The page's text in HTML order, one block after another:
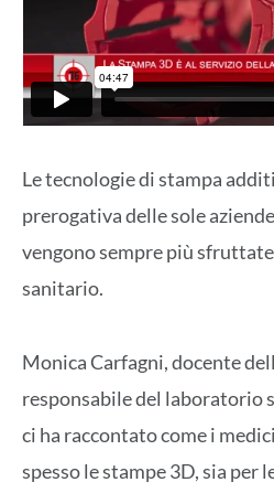
Le tecnologie di stampa
prerogativa delle sole
vengono sempre più
sanitario.
Monica Carfagni, docente
responsabile del laboratorio
ci ha raccontato come i
spesso le stampe 3D, sia per